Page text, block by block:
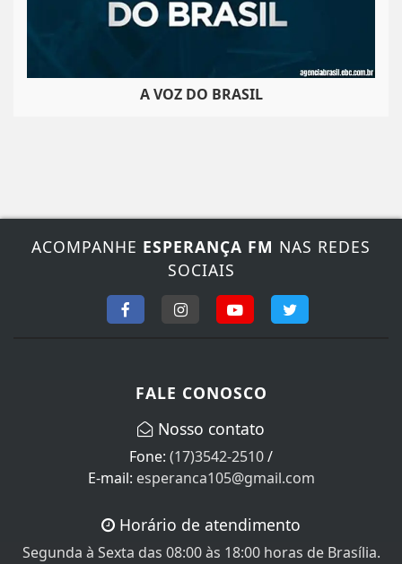
A VOZ DO BRASIL
ACOMPANHE ESPERANÇA FM NAS REDES
SOCIAIS
FALE CONOSCO
Nosso contato
Fone: (17)3542-2510/
E-mail: esperanca105@gmail.com
Horário de atendimento
Segunda à Sexta das 08:00 às 18:00 horas de Brasília.